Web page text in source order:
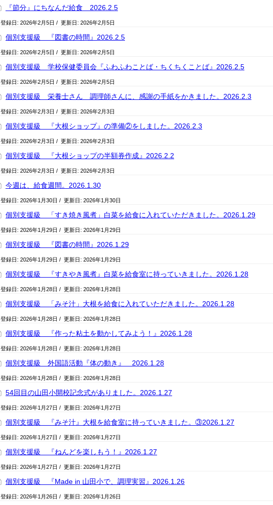
『節分』にちなんだ給食 2026.2.5
登録日: 2026年2月5日 / 更新日: 2026年2月5日
個別支援級 『図書の時間』2026.2.5
登録日: 2026年2月5日 / 更新日: 2026年2月5日
個別支援級 学校保健委員会『ふわふわことば・ちくちくことば』2026.2.5
登録日: 2026年2月5日 / 更新日: 2026年2月5日
個別支援級 栄養士さん 調理師さんに、感謝の手紙をかきました。2026.2.3
登録日: 2026年2月3日 / 更新日: 2026年2月3日
個別支援級 『大根ショップ』の準備②をしました。2026.2.3
登録日: 2026年2月3日 / 更新日: 2026年2月3日
個別支援級 『大根ショップの半額券作成』2026.2.2
登録日: 2026年2月3日 / 更新日: 2026年2月3日
今週は、給食週間。2026.1.30
登録日: 2026年1月30日 / 更新日: 2026年1月30日
個別支援級 「すき焼き風煮」白菜を給食に入れていただきました。2026.1.29
登録日: 2026年1月29日 / 更新日: 2026年1月29日
個別支援級 『図書の時間』2026.1.29
登録日: 2026年1月29日 / 更新日: 2026年1月29日
個別支援級 『すきやき風煮』白菜を給食室に持っていきました。2026.1.28
登録日: 2026年1月28日 / 更新日: 2026年1月28日
個別支援級 「みそ汁」大根を給食に入れていただきました。2026.1.28
登録日: 2026年1月28日 / 更新日: 2026年1月28日
個別支援級 『作った粘土を動かしてみよう！』2026.1.28
登録日: 2026年1月28日 / 更新日: 2026年1月28日
個別支援級 外国語活動『体の動き』 2026.1.28
登録日: 2026年1月28日 / 更新日: 2026年1月28日
54回目の山田小開校記念式がありました。2026.1.27
登録日: 2026年1月27日 / 更新日: 2026年1月27日
個別支援級 『みそ汁』大根を給食室に持っていきました。③2026.1.27
登録日: 2026年1月27日 / 更新日: 2026年1月27日
個別支援級 『ねんどを楽しもう！』2026.1.27
登録日: 2026年1月27日 / 更新日: 2026年1月27日
個別支援級 『Made in 山田小で、調理実習』2026.1.26
登録日: 2026年1月26日 / 更新日: 2026年1月26日